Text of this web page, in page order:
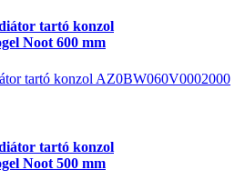
tartó konzol
Noot 600 mm
tartó konzol AZ0BW060V0002000
tartó konzol
Noot 500 mm